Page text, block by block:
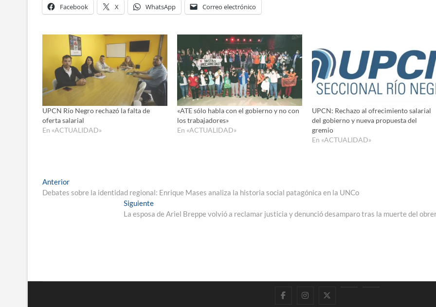
o
el
Facebook X WhatsApp Correo electrónico
UPCN Río Negro rechazó la falta de
oferta salarial
En «ACTUALIDAD»
«ATE sólo habla con el gobierno y no con
los trabajadores»
En «ACTUALIDAD»
UPCN: Rechazo al ofrecimiento salarial
del gobierno y nueva propuesta del
gremio
En «ACTUALIDAD»
Navegación
de
AnteriorEntrada
anterior:
Debates sobre la identidad regional: Enrique Mases analiza la historia social patagónica en la UNCo
SiguienteEntrada
siguiente:
La esposa de Ariel Breppe volvió a reclamar justicia y denunció desamparo tras la muerte del
FacebookInstagram